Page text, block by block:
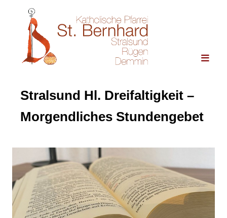
Stralsund Hl. Dreifaltigkeit –
Morgendliches Stundengebet